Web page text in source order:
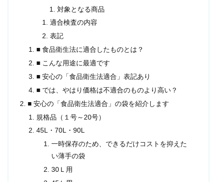
対象となる商品
適合検査の内容
表記
■ 食品衛生法に適合したものとは？
■ こんな用途に最適です
■ 安心の「食品衛生法適合」表記あり
■ では、やはり価格は不適合のものより高い？
■ 安心の「食品衛生法適合」の袋を紹介します
規格品（１号～20号）
45L・70L・90L
一時保存のため、できるだけコストを抑えた
い薄手の袋
30Ｌ用